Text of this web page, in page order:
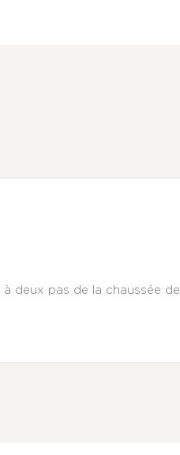
deux pas de la chaussée de